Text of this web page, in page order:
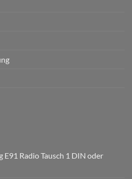
E91 Radio Tausch 1 DIN oder